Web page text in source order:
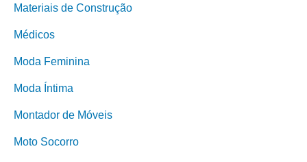
Materiais de Construção
Médicos
Moda Feminina
Moda Íntima
Montador de Móveis
Moto Socorro